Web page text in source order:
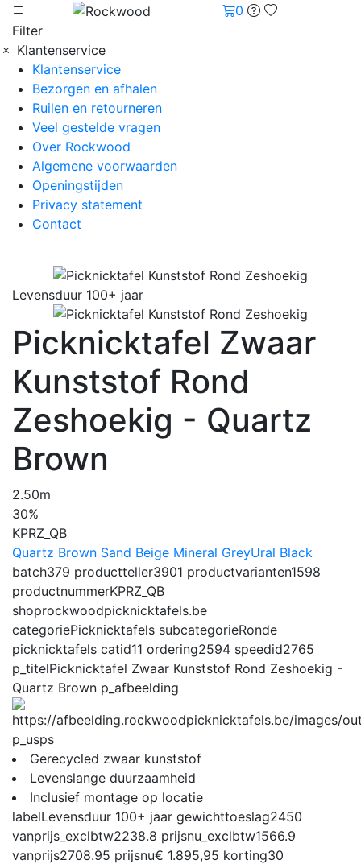
0
Filter
Klantenservice
Klantenservice
Bezorgen en afhalen
Ruilen en retourneren
Veel gestelde vragen
Over Rockwood
Algemene voorwaarden
Openingstijden
Privacy statement
Contact
Levensduur 100+ jaar
Picknicktafel Zwaar
Kunststof Rond
Zeshoekig - Quartz
Brown
2.50m
30%
KPRZ_QB
Quartz Brown Sand Beige Mineral GreyUral Black
batch379 productteller3901 productvarianten1598
productnummerKPRZ_QB
shoprockwoodpicknicktafels.be
categoriePicknicktafels subcategorieRonde
picknicktafels catid11 ordering2594 speedid2765
p_titelPicknicktafel Zwaar Kunststof Rond Zeshoekig -
Quartz Brown p_afbeelding
p_usps
Gerecycled zwaar kunststof
Levenslange duurzaamheid
Inclusief montage op locatie
labelLevensduur 100+ jaar gewichttoeslag2450
vanprijs_exclbtw2238.8 prijsnu_exclbtw1566.9
vanprijs2708.95 prijsnu€ 1.895,95 korting30